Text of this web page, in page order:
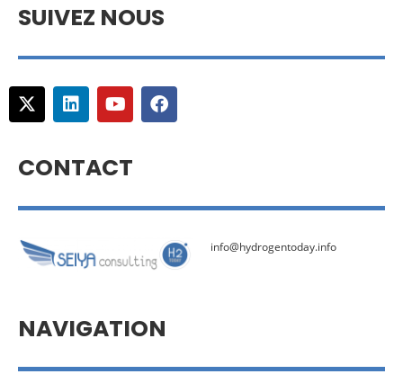
SUIVEZ NOUS
CONTACT
info@hydrogentoday.info
NAVIGATION